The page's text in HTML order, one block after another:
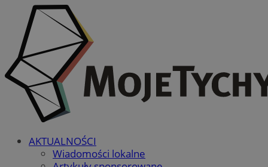
AKTUALNOŚCI
Wiadomości lokalne